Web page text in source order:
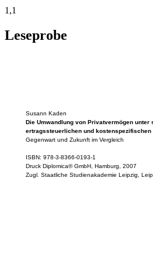
1,1
Leseprobe
Susann Kaden
Die Umwandlung von Privatvermögen
ertragssteuerlichen und kostenspezifischen
Gegenwart und Zukunft im Vergleich
ISBN: 978-3-8366-0193-1
Druck Diplomica® GmbH, Hamburg, 2007
Zugl. Staatliche Studienakademie Leipzig,